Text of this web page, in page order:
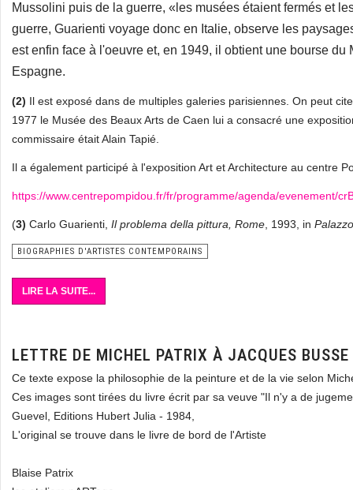
Mussolini puis de la guerre, «les musées étaient fermés et
guerre, Guarienti voyage donc en Italie, observe les
est enfin face à l'oeuvre et, en 1949, il obtient une bourse
Espagne.
(2) Il est exposé dans de multiples galeries parisiennes. On peut
1977 le Musée des Beaux Arts de Caen lui a consacré une
commissaire était Alain Tapié.
Il a également participé à l'exposition Art et Architecture au centre
https://www.centrepompidou.fr/fr/programme/agenda/evenement/
(3) Carlo Guarienti, Il problema della pittura, Rome , 1993, in
BIOGRAPHIES D'ARTISTES CONTEMPORAINS
LIRE LA SUITE...
LETTRE DE MICHEL PATRIX À JACQUES
Ce texte expose la philosophie de la peinture et de la vie selon
Ces images sont tirées du livre écrit par sa veuve "Il n'y a de
Guevel, Editions Hubert Julia - 1984,
L'original se trouve dans le livre de bord de l'Artiste
Blaise Patrix